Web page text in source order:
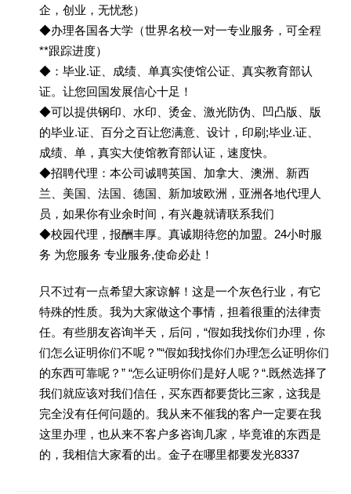
企，创业，无忧愁）
◆办理各国各大学（世界名校一对一专业服务，可全程
**跟踪进度）
◆：毕业.证、成绩、单真实使馆公证、真实教育部认
证。让您回国发展信心十足！
◆可以提供钢印、水印、烫金、激光防伪、凹凸版、版
的毕业.证、百分之百让您满意、设计，印刷;毕业.证、
成绩、单，真实大使馆教育部认证，速度快。
◆招聘代理：本公司诚聘英国、加拿大、澳洲、新西
兰、美国、法国、德国、新加坡欧洲，亚洲各地代理人
员，如果你有业余时间，有兴趣就请联系我们
◆校园代理，报酬丰厚。真诚期待您的加盟。24小时服
务 为您服务 专业服务,使命必赴！
只不过有一点希望大家谅解！这是一个灰色行业，有它
特殊的性质。我为大家做这个事情，担着很重的法律责
任。有些朋友咨询半天，后问，“假如我找你们办理，你
们怎么证明你们不呢？”“假如我找你们办理怎么证明你们
的东西可靠呢？” “怎么证明你们是好人呢？“.既然选择了
我们就应该对我们信任，买东西都要货比三家，这我是
完全没有任何问题的。我从来不催我的客户一定要在我
这里办理，也从来不客户多咨询几家，毕竟谁的东西是
的，我相信大家看的出。金子在哪里都要发光8337